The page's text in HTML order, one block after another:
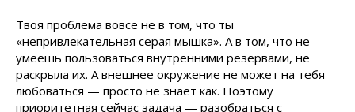
Твоя проблема вовсе не в том, что ты
«непривлекательная серая мышка». А в том, что не
умеешь пользоваться внутренними резервами, не
раскрыла их. А внешнее окружение не может на тебя
любоваться — просто не знает как. Поэтому
приоритетная сейчас задача — разобраться с